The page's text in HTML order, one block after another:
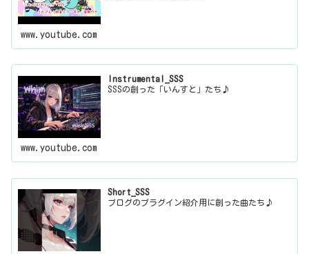
www.youtube.com
Instrumental_SSS
SSSの創った「いんすと」たち♪
www.youtube.com
Short_SSS
ブログのプラグイン紹介用に創った曲たち♪